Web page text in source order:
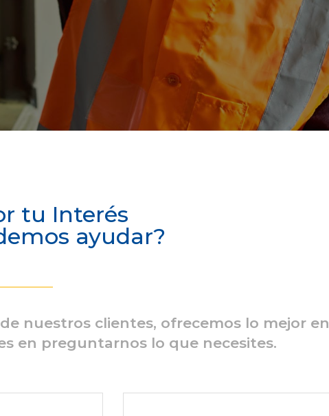
tu Interés
ayudar?
nuestros clientes, ofrecemos lo mejor en
en preguntarnos lo que necesites.